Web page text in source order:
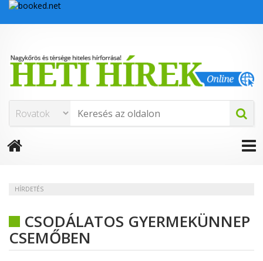
HÍRDETÉS
CSODÁLATOS GYERMEKÜNNEP
CSEMŐBEN